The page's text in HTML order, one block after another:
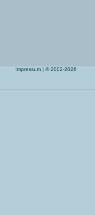
Impressum | © 2002-2026